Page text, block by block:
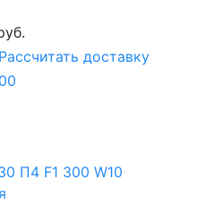
Рассчитать доставку